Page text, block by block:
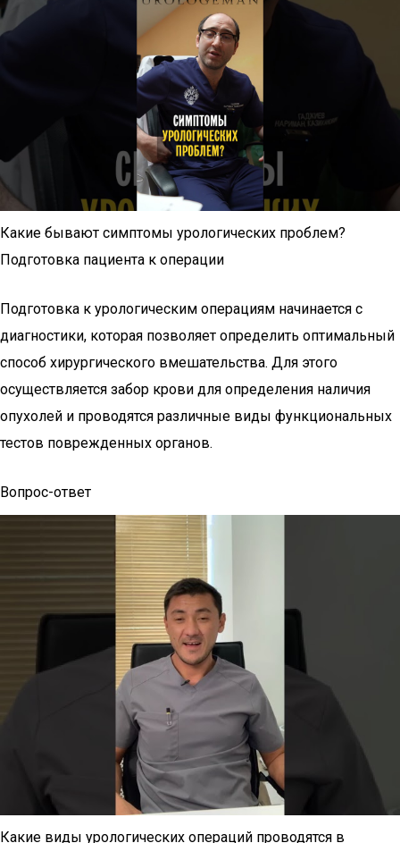
Какие бывают симптомы урологических проблем?
Подготовка пациента к операции
Подготовка к урологическим операциям начинается с
диагностики, которая позволяет определить оптимальный
способ хирургического вмешательства. Для этого
осуществляется забор крови для определения наличия
опухолей и проводятся различные виды функциональных
тестов поврежденных органов.
Вопрос-ответ
Какие виды урологических операций проводятся в